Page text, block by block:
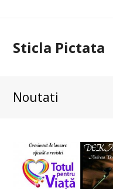
Sticla Pictata
Noutati